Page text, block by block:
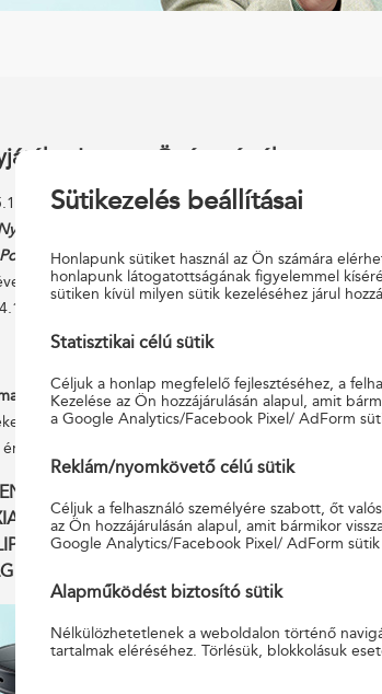
– Legyen Öné az értékes
között igényeire szabott díjkalkulációt
Aranytartalék
PostaÉdesOtthon, PostaAutóŐr,PostaUtasŐr
3 db, egyenként 30 000 Ft értékű JYSK
2025.07.08., 2025.10.07., 2026.01.13.
díjas életbiztosítási,Posta Családi Biztosítás,
sorsolunk ki az alábbi időpontokban. A
vannak.
IdeaPad Slim 5 laptop
Electric Scooter 4 Ultra EU elektromos
XU3100/01 3000 Series+ robotporszívó
OLED48B43LA okostelevízió
Sütikezelés beállításai
Honlapunk sütiket használ az Ön számára
honlapunk látogatottságának figyelemmel
sütiken kívül milyen sütik kezeléséhez járul
Statisztikai célú sütik
Céljuk a honlap megfelelő fejlesztéséhez, a
Kezelése az Ön hozzájárulásán alapul, amit
a Google Analytics/Facebook Pixel/ AdForm
Reklám/nyomkövető célú sütik
Céljuk a felhasználó személyére szabott, őt
az Ön hozzájárulásán alapul, amit bármikor
Google Analytics/Facebook Pixel/ AdForm
Alapműködést biztosító sütik
Nélkülözhetetlenek a weboldalon történő
tartalmak eléréséhez. Törlésük, blokkolásuk